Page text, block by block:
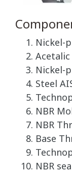
Nickel-
Nickel-
Steel
NBR
NBR
Base
NBR